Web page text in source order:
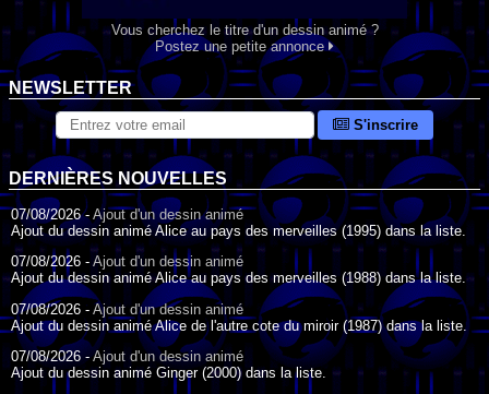
Vous cherchez le titre d'un dessin animé ?
Postez une petite annonce
NEWSLETTER
S'inscrire
DERNIÈRES NOUVELLES
07/08/2026 - Ajout d'un dessin animé
Ajout du dessin animé Alice au pays des merveilles (1995) dans la liste.
07/08/2026 - Ajout d'un dessin animé
Ajout du dessin animé Alice au pays des merveilles (1988) dans la liste.
07/08/2026 - Ajout d'un dessin animé
Ajout du dessin animé Alice de l'autre cote du miroir (1987) dans la liste.
07/08/2026 -Ajout d'un dessin animé
Ajout du dessin animé Ginger (2000) dans la liste.